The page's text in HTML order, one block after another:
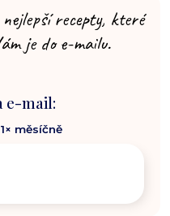
recepty, které
je do e-mailu.
e-mail:
1× měsíčně